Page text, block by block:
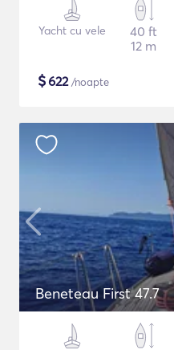
Yacht cu vele
40 ft
12 m
$622/noapte
Beneteau First 47.7